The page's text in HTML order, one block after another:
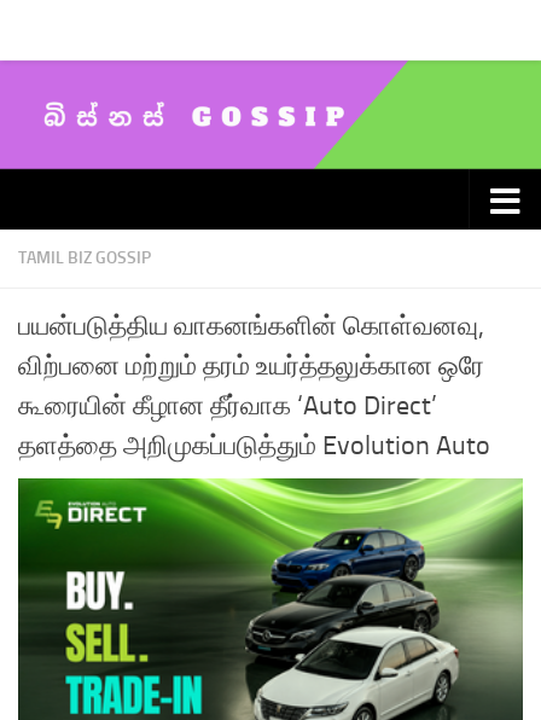
TAMIL BIZ GOSSIP
பயன்படுத்திய வாகனங்களின் கொள்வனவு,
விற்பனை மற்றும் தரம் உயர்த்தலுக்கான ஒரே
கூரையின் கீழான தீர்வாக ‘Auto Direct’
தளத்தை அறிமுகப்படுத்தும் Evolution Auto